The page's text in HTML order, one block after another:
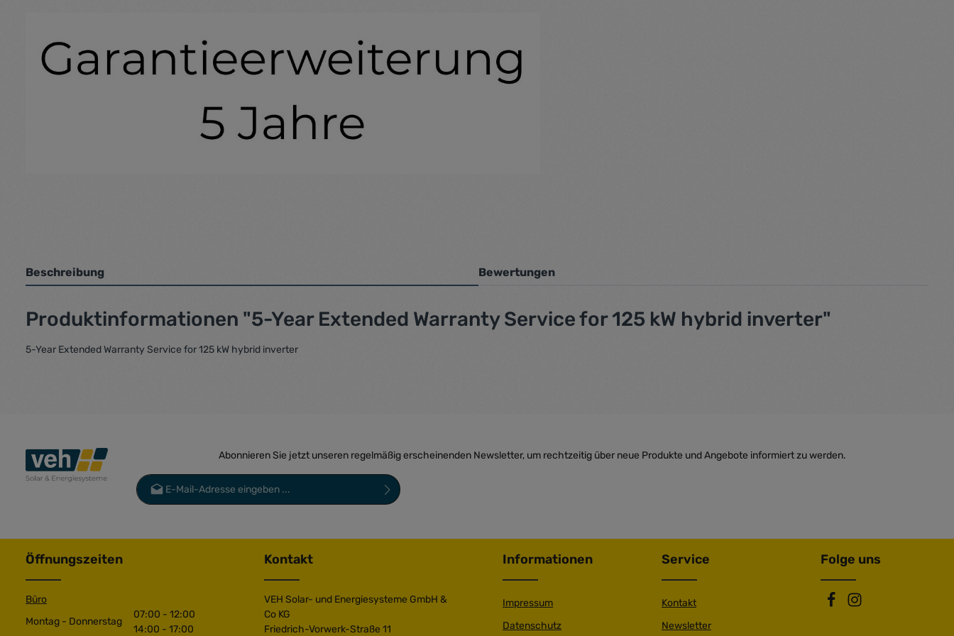
Beschreibung Bewertungen
Produktinformationen "5-Year Extended Warranty Service for 125 kW hybrid inverter"
5-Year Extended Warranty Service for 125 kW hybrid inverter
Abonnieren Sie jetzt unseren regelmäßig erscheinenden Newsletter, um rechtzeitig über neue Produkte und Angebote informiert zu werden.
E-Mail-Adresse*
Ich habe dieDatenschutzbestimmungenzur Kenntnis
gelesen und bin mit ihnen
Öffnungszeiten
Büro
Montag - Donnerstag
07:00 - 12:00
14:00 - 17:00
Kontakt
VEH Solar- und Energiesysteme GmbH &
Co KG
Friedrich-Vorwerk-Straße 11
Informationen
Impressum
Datenschutz
Service
Kontakt
Newsletter
Folge uns